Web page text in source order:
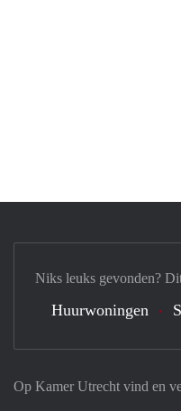
Op Kamer Utrecht vind en
Niks leuks gevonden?
Huurwoningen